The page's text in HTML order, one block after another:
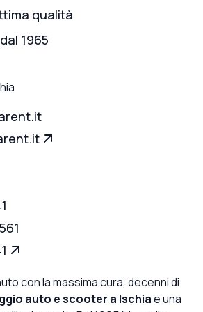
qualità
1965
con la massima cura, decenni di
auto e scooter a Ischiae una